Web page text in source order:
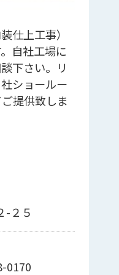
仕上工事）
自社工場に
下さい。リ
ショールー
提供致しま
-２５
0170